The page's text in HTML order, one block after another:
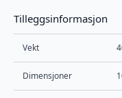
Tilleggsinformasjon
Vekt
Dimensjoner